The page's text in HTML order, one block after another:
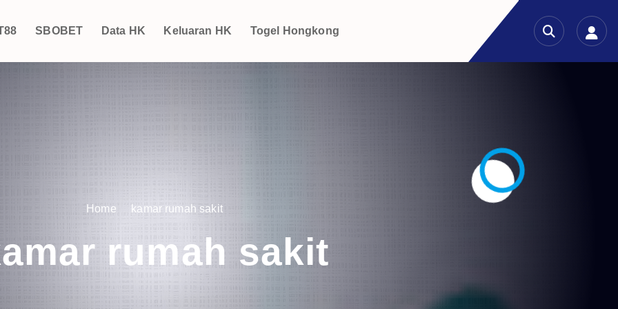
SBOBET Data HK Keluaran HK Togel Hongkong
Home kamar rumah sakit
rumah sakit